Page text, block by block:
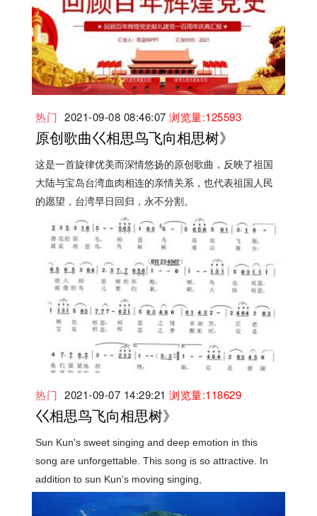
热门 2021-09-08 08:46:07 浏览量:125593
原创歌曲巜相思鸟飞向相思树》
这是一首旋律优美而深情悠扬的原创歌曲，反映了祖国
大陆与宝岛台湾血肉相连的亲情关系，也代表祖国人民
的愿望，台湾早日回归，永不分割。
热门 2021-09-07 14:29:21 浏览量:118629
巜相思鸟飞向相思树》
Sun Kun's sweet singing and deep emotion in this
song are unforgettable. This song is so attractive. In
addition to sun Kun's moving singing,